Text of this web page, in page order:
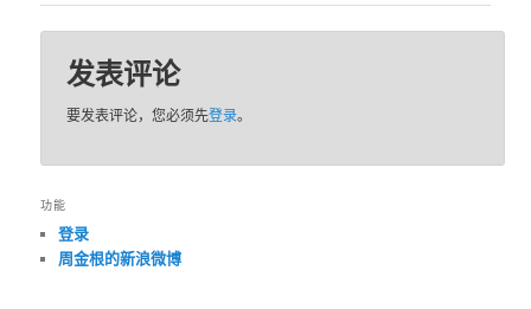
发表评论
要发表评论，您必须先登录。
功能
登录
周金根的新浪微博